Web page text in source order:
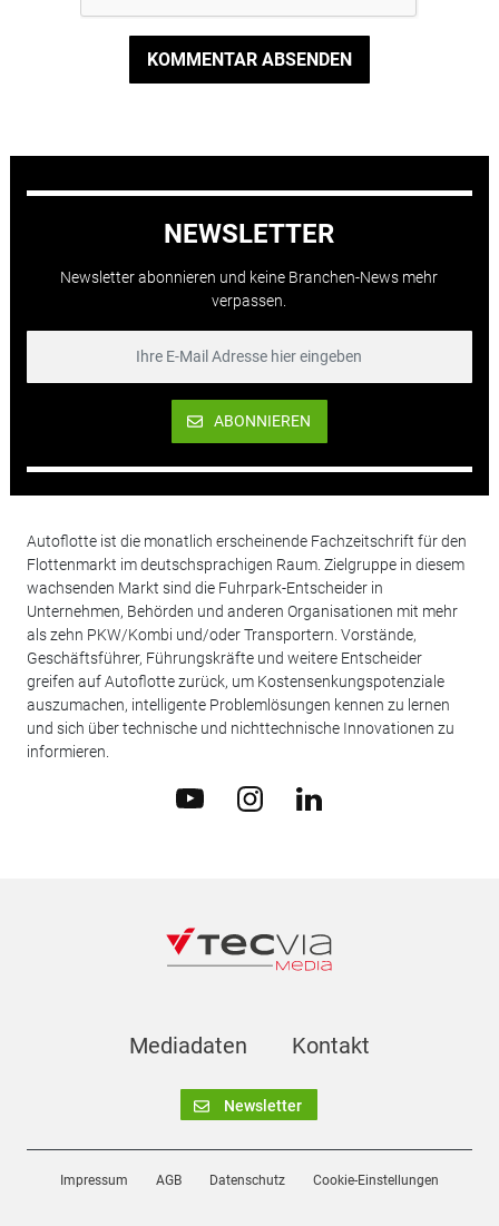
KOMMENTAR ABSENDEN
NEWSLETTER
Newsletter abonnieren und keine Branchen-News mehr
verpassen.
ABONNIEREN
Autoflotte ist die monatlich erscheinende Fachzeitschrift für den
Flottenmarkt im deutschsprachigen Raum. Zielgruppe in diesem
wachsenden Markt sind die Fuhrpark-Entscheider in
Unternehmen, Behörden und anderen Organisationen mit mehr
als zehn PKW/Kombi und/oder Transportern. Vorstände,
Geschäftsführer, Führungskräfte und weitere Entscheider
greifen auf Autoflotte zurück, um Kostensenkungspotenziale
auszumachen, intelligente Problemlösungen kennen zu lernen
und sich über technische und nichttechnische Innovationen zu
informieren.
Mediadaten Kontakt
Newsletter
Impressum AGB Datenschutz Cookie-Einstellungen